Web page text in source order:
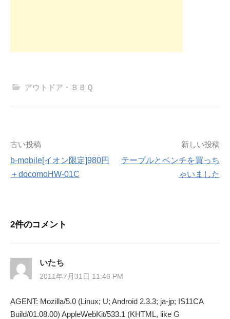
アウトドア・ＢＢＱ
投
稿
ビ
ー
シ
ョ
古い投稿
b-mobile[イオン限定]980円
＋docomoHW-01C
新しい投稿
テーブルとベンチを買っち
ゃいました
2件のコメント
いたち
2011年7月31日 11:46 PM
AGENT: Mozilla/5.0 (Linux; U; Android 2.3.3; ja-jp; IS11CA
Build/01.08.00) AppleWebKit/533.1 (KHTML, like G